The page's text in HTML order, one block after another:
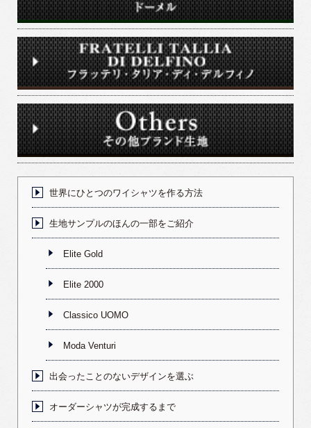
世界にひとつのワイシャツを作る方法
生地サンプルのほんの一部をご紹介
Elite Gold
Elite 2000
Classico UOMO
Moda Venturi
出会ったことのないデザインを選ぶ
オーダーシャツが完成するまで